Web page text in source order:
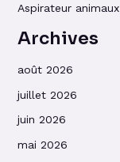
Aspirateur animaux
Archives
août 2026
juillet 2026
juin 2026
mai 2026